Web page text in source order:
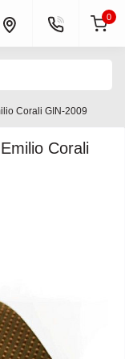
0
Corali GIN-2009
Corali